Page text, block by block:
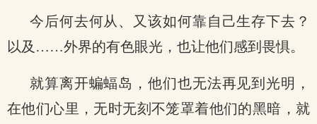
今后何去何从、又该如何靠自己生存下去？
以及……外界的有色眼光，也让他们感到畏惧。
就算离开蝙蝠岛，他们也无法再见到光明，
在他们心里，无时无刻不笼罩着他们的黑暗，就